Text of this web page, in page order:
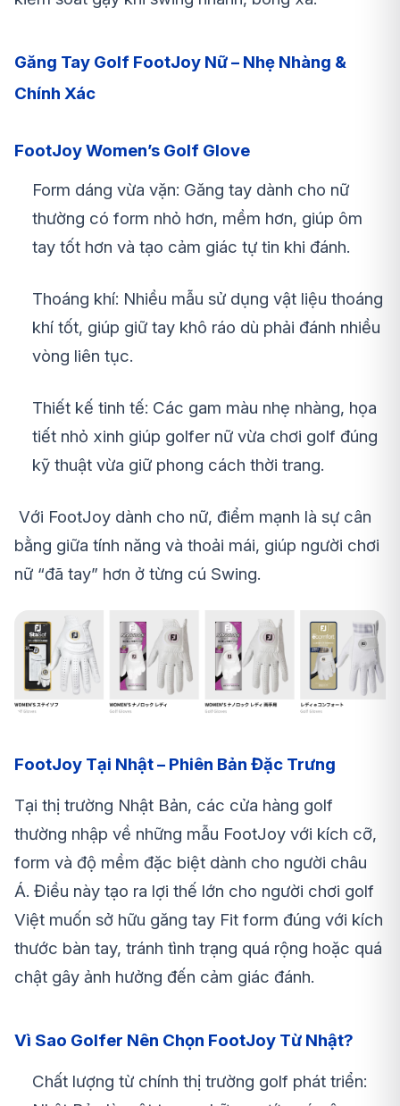
Găng Tay Golf FootJoy Nữ – Nhẹ Nhàng &
Chính Xác
FootJoy Women’s Golf Glove
Form dáng vừa vặn: Găng tay dành cho nữ
thường có form nhỏ hơn, mềm hơn, giúp ôm
tay tốt hơn và tạo cảm giác tự tin khi đánh.
Thoáng khí: Nhiều mẫu sử dụng vật liệu thoáng
khí tốt, giúp giữ tay khô ráo dù phải đánh nhiều
vòng liên tục.
Thiết kế tinh tế: Các gam màu nhẹ nhàng, họa
tiết nhỏ xinh giúp golfer nữ vừa chơi golf đúng
kỹ thuật vừa giữ phong cách thời trang.
Với FootJoy dành cho nữ, điểm mạnh là sự cân
bằng giữa tính năng và thoải mái, giúp người chơi
nữ “đã tay” hơn ở từng cú Swing.
FootJoy Tại Nhật – Phiên Bản Đặc Trưng
Tại thị trường Nhật Bản, các cửa hàng golf
thường nhập về những mẫu FootJoy với kích cỡ,
form và độ mềm đặc biệt dành cho người châu
Á. Điều này tạo ra lợi thế lớn cho người chơi golf
Việt muốn sở hữu găng tay Fit form đúng với kích
thước bàn tay, tránh tình trạng quá rộng hoặc quá
chật gây ảnh hưởng đến cảm giác đánh.
Vì Sao Golfer Nên Chọn FootJoy Từ Nhật?
Chất lượng từ chính thị trường golf phát triển: